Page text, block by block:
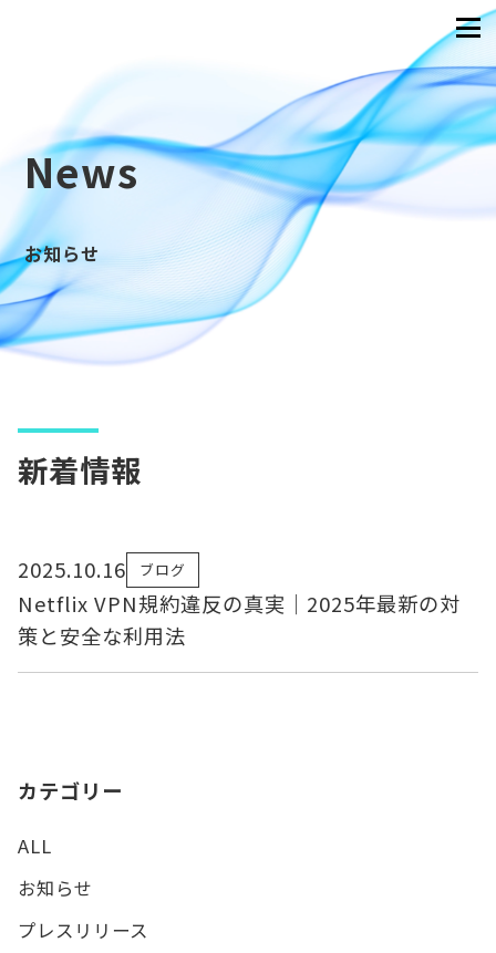
News
お知らせ
新着情報
2025.10.16 ブログ
Netflix VPN規約違反の真実｜2025年最新の対
策と安全な利用法
カテゴリー
ALL
お知らせ
プレスリリース